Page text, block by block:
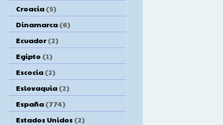
Croacia (5)
Dinamarca (6)
Ecuador (2)
Egipto (1)
Escocia (2)
Eslovaquia (2)
España (774)
Estados Unidos (2)